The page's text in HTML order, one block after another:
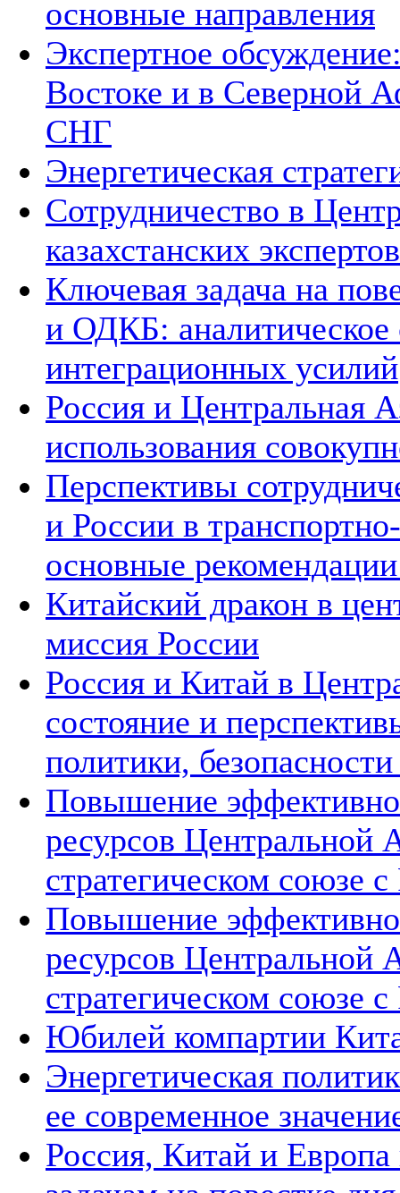
основные направления
Экспертное
Востоке и в Северной
СНГ
Энергетическая
Сотрудничество в
казахстанских экспертов
Ключевая задача на
и ОДКБ: аналитическое
интеграционных усилий
Россия и Центральная
использования
Перспективы
и России в
основные
Китайский дракон в
миссия России
Россия и Китай в
состояние и
политики,
Повышение
ресурсов Центральной
стратегическом союзе
Повышение
ресурсов Центральной
стратегическом союзе
Юбилей компартии
Энергетическая
ее современное
Россия, Китай и